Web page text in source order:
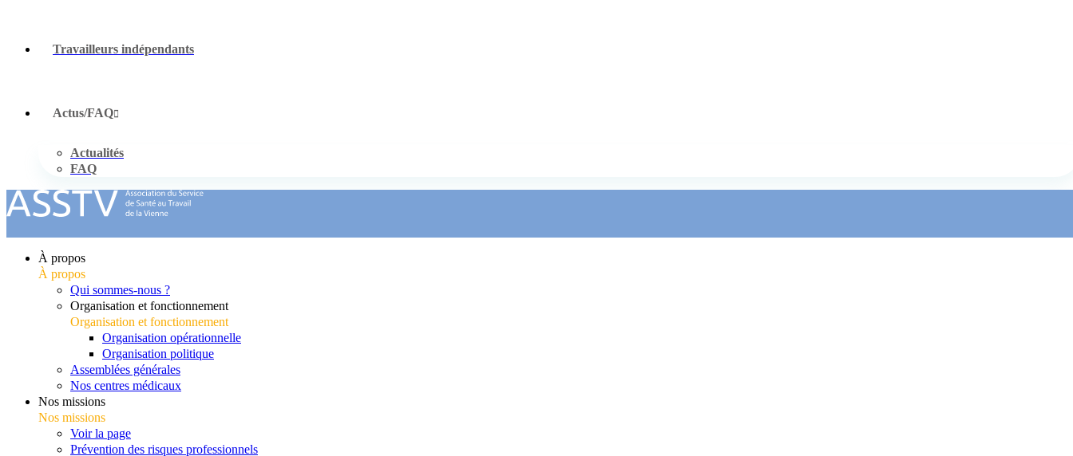
Travailleurs indépendants
Actus/FAQ
Actualités
FAQ
À propos
À propos
Qui sommes-nous ?
Organisation et fonctionnement
Organisation et fonctionnement
Organisation opérationnelle
Organisation politique
Assemblées générales
Nos centres médicaux
Nos missions
Nos missions
Voir la page
Prévention des risques professionnels